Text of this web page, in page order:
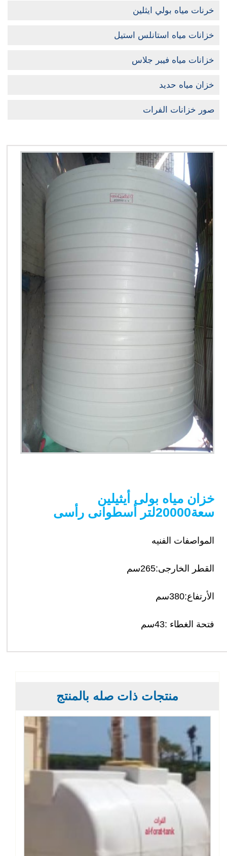
خرنات مياه بولي ايثلين
خزانات مياه استانلس استيل
خزانات مياه فيبر جلاس
خزان مياه حديد
صور خزانات الفرات
خزان مياه بولى أيثيلين
سعة20000لتر أسطوانى رأسى
المواصفات الفنيه
القطر الخارجى:265سم
الأرتفاع:380سم
فتحة الغطاء :43سم
منتجات ذات صله بالمنتج